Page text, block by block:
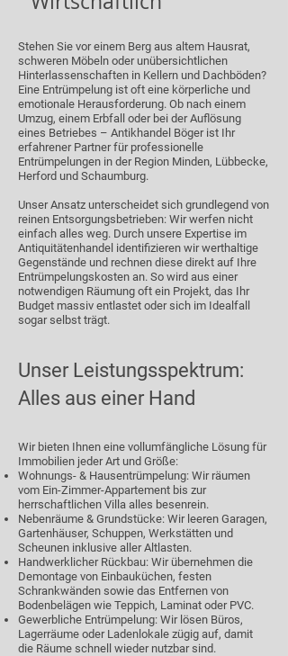
Stehen Sie vor einem Berg aus altem Hausrat,
schweren Möbeln oder unübersichtlichen
Hinterlassenschaften in Kellern und Dachböden?
Eine Entrümpelung ist oft eine körperliche und
emotionale Herausforderung. Ob nach einem
Umzug, einem Erbfall oder bei der Auflösung
eines Betriebes – Antikhandel Böger ist Ihr
erfahrener Partner für professionelle
Entrümpelungen in der Region Minden, Lübbecke,
Herford und Schaumburg.
Unser Ansatz unterscheidet sich grundlegend von
reinen Entsorgungsbetrieben: Wir werfen nicht
einfach alles weg. Durch unsere Expertise im
Antiquitätenhandel identifizieren wir werthaltige
Gegenstände und rechnen diese direkt auf Ihre
Entrümpelungskosten an. So wird aus einer
notwendigen Räumung oft ein Projekt, das Ihr
Budget massiv entlastet oder sich im Idealfall
sogar selbst trägt.
Unser Leistungsspektrum:
Alles aus einer Hand
Wir bieten Ihnen eine vollumfängliche Lösung für
Immobilien jeder Art und Größe:
Wohnungs- & Hausentrümpelung: Wir räumen
vom Ein-Zimmer-Appartement bis zur
herrschaftlichen Villa alles besenrein.
Nebenräume & Grundstücke: Wir leeren Garagen,
Gartenhäuser, Schuppen, Werkstätten und
Scheunen inklusive aller Altlasten.
Handwerklicher Rückbau: Wir übernehmen die
Demontage von Einbauküchen, festen
Schrankwänden sowie das Entfernen von
Bodenbelägen wie Teppich, Laminat oder PVC.
Gewerbliche Entrümpelung: Wir lösen Büros,
Lagerräume oder Ladenlokale zügig auf, damit
die Räume schnell wieder nutzbar sind.